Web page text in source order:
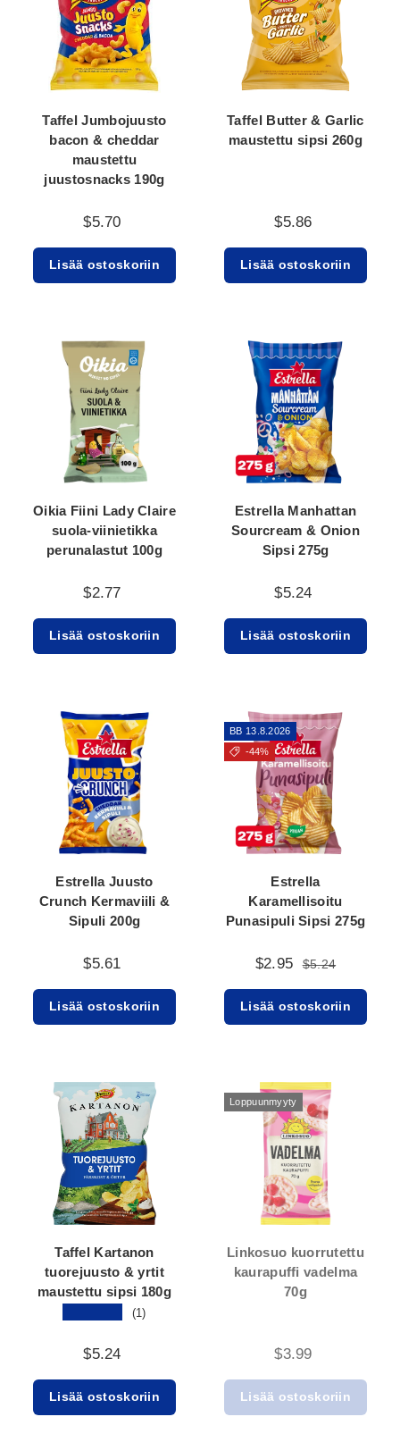
Taffel Jumbojuusto
bacon & cheddar
maustettu
juustosnacks 190g
$5.70
Lisää ostoskoriin
Taffel Butter & Garlic
maustettu sipsi 260g
$5.86
Lisää ostoskoriin
Oikia Fiini Lady Claire
suola-viinietikka
perunalastut 100g
$2.77
Lisää ostoskoriin
Estrella Manhattan
Sourcream & Onion
Sipsi 275g
$5.24
Lisää ostoskoriin
Estrella Juusto
Crunch Kermaviili &
Sipuli 200g
$5.61
Lisää ostoskoriin
BB 13.8.2026
-44%
Estrella
Karamellisoitu
Punasipuli Sipsi 275g
$2.95 $5.24
Lisää ostoskoriin
Taffel Kartanon
tuorejuusto & yrtit
maustettu sipsi 180g
(1)
$5.24
Lisää ostoskoriin
Loppuunmyyty
Linkosuo kuorrutettu
kaurapuffi vadelma
70g
$3.99
Lisää ostoskoriin